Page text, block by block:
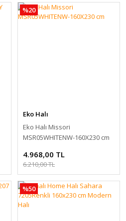
%20
Eko Halı
Eko Halı Missori
MSR05WHITENW-160X230 cm
4.968,00 TL
6.210,00 TL
%50